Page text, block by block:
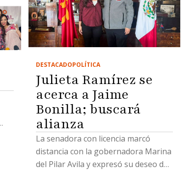
DESTACADOPOLÍTICA
Julieta Ramírez se
acerca a Jaime
Bonilla; buscará
alianza
La senadora con licencia marcó
distancia con la gobernadora Marina
del Pilar Avila y expresó su deseo de